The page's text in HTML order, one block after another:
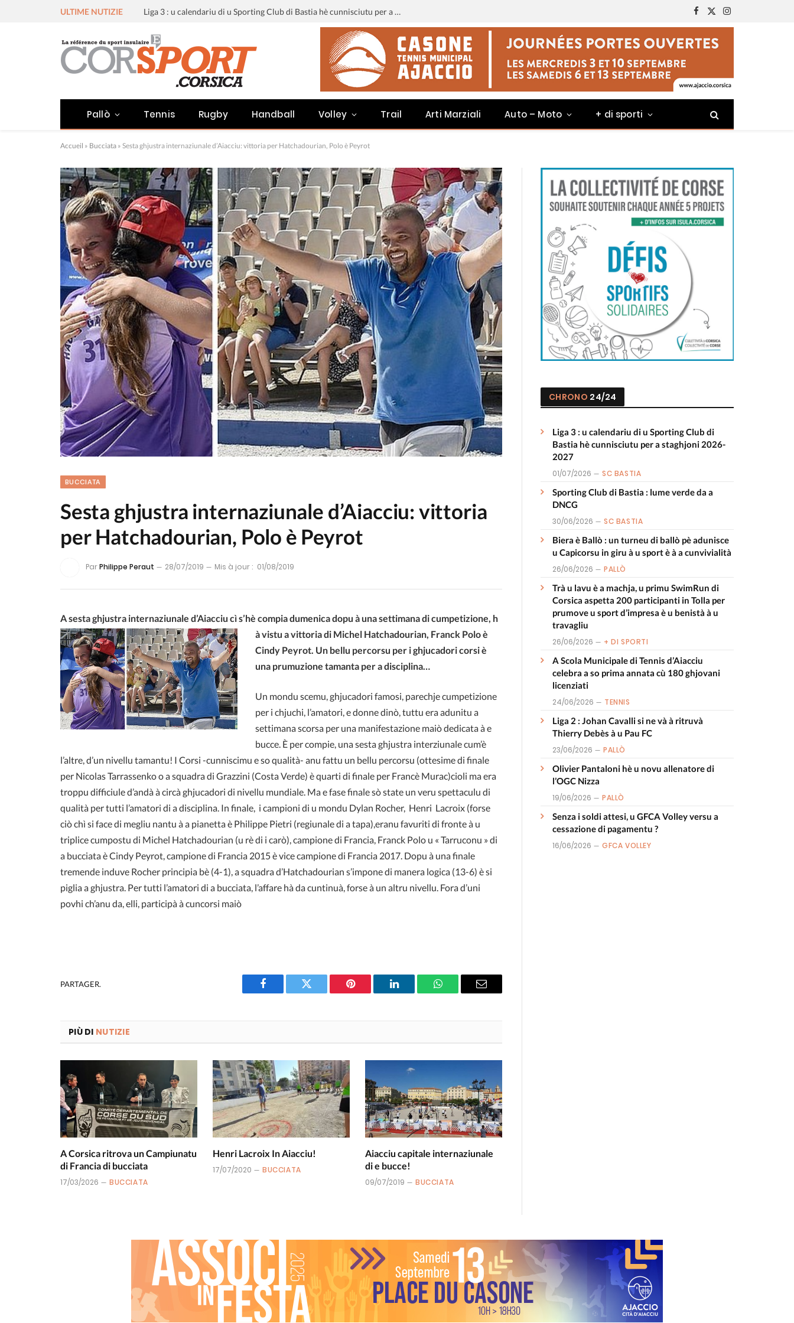
ULTIME NUTIZIE Liga 3 : u calendariu di u Sporting Club di Bastia hè cunnisciutu per a staghjoni 2026-2027
Facebook
X
(Twitter)
Instagram
Pallò Tennis Rugby Handball Volley Trail Arti Marziali Auto – Moto + di sporti
Accueil » Bucciata » Sesta ghjustra internaziunale d’Aiacciu: vittoria per Hatchadourian, Polo è Peyrot
BUCCIATA
Sesta ghjustra internaziunale d’Aiacciu: vittoria
per Hatchadourian, Polo è Peyrot
ParPhilippe Peraut 28/07/2019 Mis à jour : 01/08/2019
A sesta ghjustra internaziunale d’Aiacciu cì s’hè compia dumenica dopu à una settimana di cumpetizione, h
à vistu a vittoria di Michel Hatchadourian, Franck Polo è
Cindy Peyrot. Un bellu percorsu per i ghjucadori corsi è
una prumuzione tamanta per a disciplina…
Un mondu scemu, ghjucadori famosi, parechje cumpetizione
per i chjuchi, l’amatori, e donne dinò, tuttu era adunitu a
settimana scorsa per una manifestazione maiò dedicata à e
bucce. È per compie, una sesta ghjustra interziunale cum’è
l’altre, d’un nivellu tamantu! I Corsi -cunniscimu e so qualità- anu fattu un bellu percorsu (ottesime di finale
per Nicolas Tarrassenko o a squadra di Grazzini (Costa Verde) è quarti di finale per Francè Murac)cioli ma era
troppu difficiule d’andà à circà ghjucadori di nivellu mundiale. Ma e fase finale sò state un veru spettaculu di
qualità per tutti l’amatori di a disciplina. In finale, i campioni di u mondu Dylan Rocher, Henri Lacroix (forse
ciò chì si face di megliu nantu à a pianetta è Philippe Pietri (regiunale di a tapa),eranu favuriti di fronte à u
triplice cumpostu di Michel Hatchadourian (u rè di i carò), campione di Francia, Franck Polo u « Tarruconu » di
a bucciata è Cindy Peyrot, campione di Francia 2015 è vice campione di Francia 2017. Dopu à una finale
tremende induve Rocher principia bè (4-1), a squadra d’Hatchadourian s’impone di manera logica (13-6) è si
piglia a ghjustra. Per tutti l’amatori di a bucciata, l’affare hà da cuntinuà, forse à un altru nivellu. Fora d’uni
povhi ch’anu da, elli, participà à cuncorsi maiò
PARTAGER.
Facebook Twitter Pinterest LinkedIn WhatsAppEmail
PIÙ DI NUTIZIE
A Corsica ritrova un Campiunatu
di Francia di bucciata
17/03/2026 BUCCIATA
Henri Lacroix In Aiacciu!
17/07/2020 BUCCIATA
Aiacciu capitale internaziunale
di e bucce!
09/07/2019 BUCCIATA
CHRONO 24/24
Liga 3 : u calendariu di u Sporting Club di
Bastia hè cunnisciutu per a staghjoni 2026-
2027
01/07/2026 SC BASTIA
Sporting Club di Bastia : lume verde da a
DNCG
30/06/2026 SC BASTIA
Biera è Ballò : un turneu di ballò pè adunisce
u Capicorsu in giru à u sport è à a cunvivialità
26/06/2026 PALLÒ
Trà u lavu è a machja, u primu SwimRun di
Corsica aspetta 200 participanti in Tolla per
prumove u sport d’impresa è u benistà à u
travagliu
26/06/2026 + DI SPORTI
A Scola Municipale di Tennis d’Aiacciu
celebra a so prima annata cù 180 ghjovani
licenziati
24/06/2026 TENNIS
Liga 2 : Johan Cavalli si ne và à ritruvà
Thierry Debès à u Pau FC
23/06/2026 PALLÒ
Olivier Pantaloni hè u novu allenatore di
l’OGC Nizza
19/06/2026 PALLÒ
Senza i soldi attesi, u GFCA Volley versu a
cessazione di pagamentu ?
16/06/2026 GFCA VOLLEY